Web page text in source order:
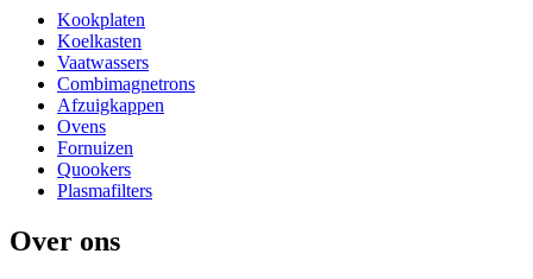
Kookplaten
Koelkasten
Vaatwassers
Combimagnetrons
Afzuigkappen
Ovens
Fornuizen
Quookers
Plasmafilters
Over ons